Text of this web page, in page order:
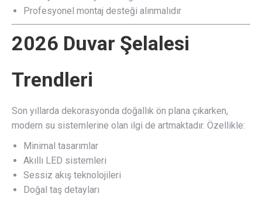
Profesyonel montaj desteği alınmalıdır
2026 Duvar Şelalesi
Trendleri
Son yıllarda dekorasyonda doğallık ön plana çıkarken,
modern su sistemlerine olan ilgi de artmaktadır. Özellikle:
Minimal tasarımlar
Akıllı LED sistemleri
Sessiz akış teknolojileri
Doğal taş detayları